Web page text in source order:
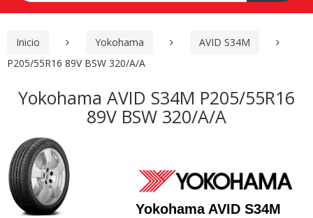
Inicio Yokohama
AVID S34M
P205/55R16 89V BSW 320/A/A
Yokohama AVID S34M P205/55R16
89V BSW 320/A/A
Yokohama AVID S34M